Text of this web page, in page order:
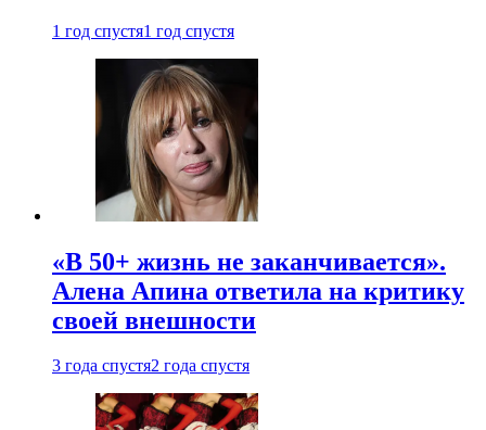
1 год спустя1 год спустя
«В 50+ жизнь не заканчивается».
Алена Апина ответила на критику
своей внешности
3 года спустя2 года спустя